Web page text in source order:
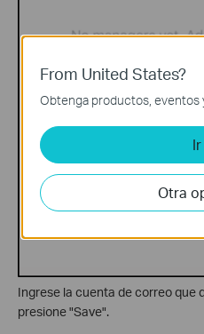
Ingrese la cuenta de correo que
presione "Save".
From United States?
Obtenga productos, eventos
Ir
Otra